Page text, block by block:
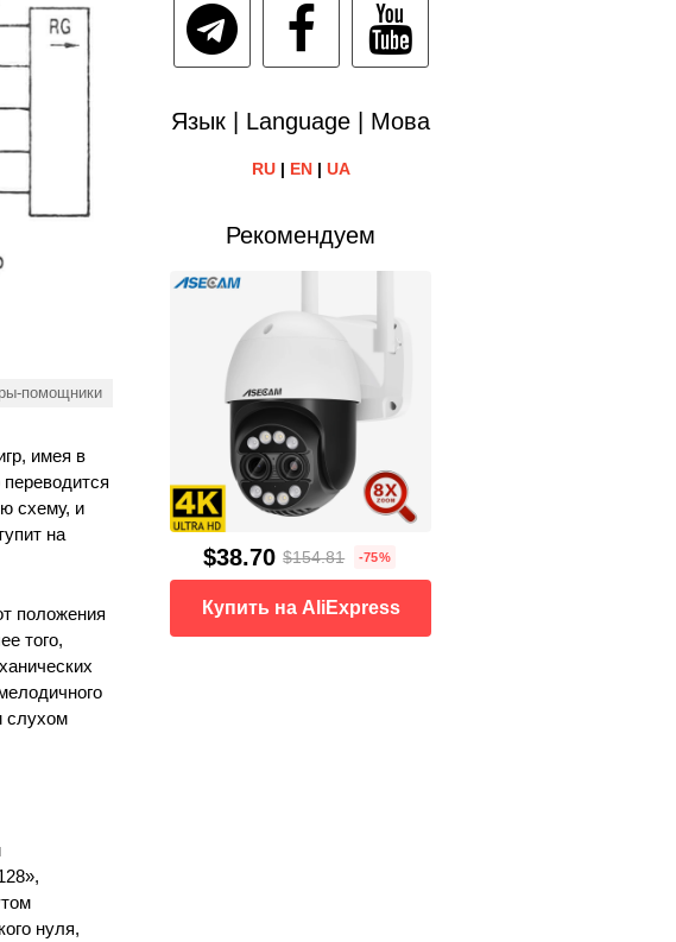
помощники
имея в
схему, и
на
положения
того,
слухом
нуля,
Язык | Language | Мова
RU| EN| UA
Рекомендуем
$38.70 $154.81 -75%
Купить на AliExpress